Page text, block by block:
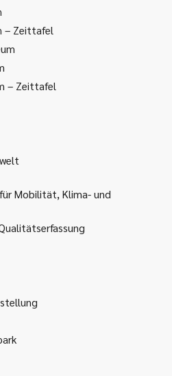
– Zeittafel
– Zeittafel
Mobilität, Klima- und